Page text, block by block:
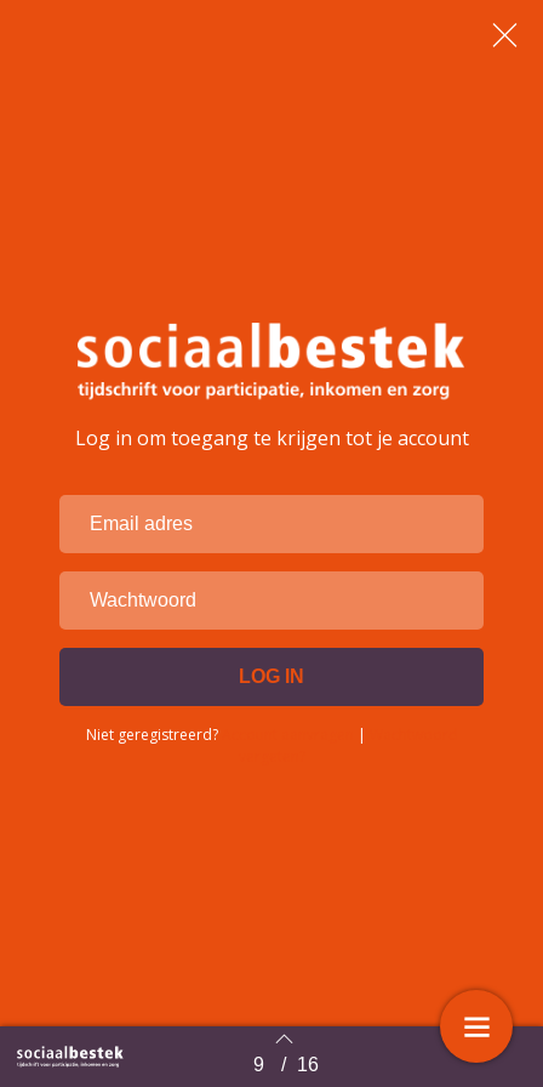
Terug naar overzicht 9 / 16
Log in om toegang te krijgen tot je account
Niet geregistreerd? |